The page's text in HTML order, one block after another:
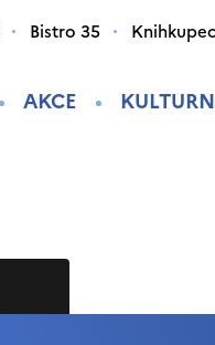
AKCE
Bistro 35